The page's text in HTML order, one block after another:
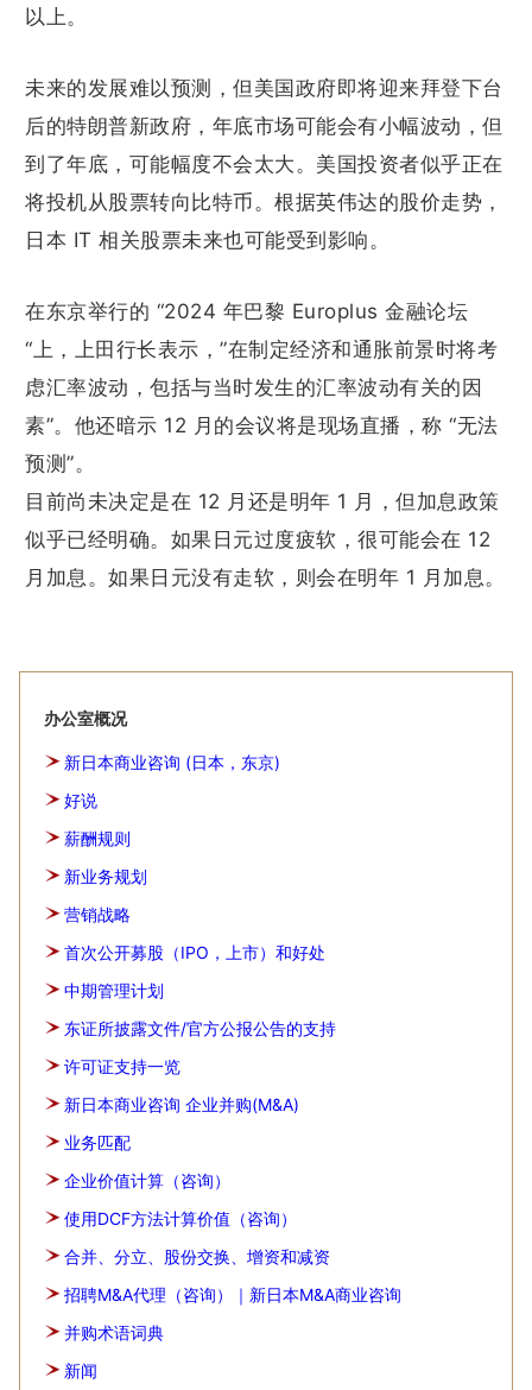
以上。
未来的发展难以预测，但美国政府即将迎来拜登下台
后的特朗普新政府，年底市场可能会有小幅波动，但
到了年底，可能幅度不会太大。美国投资者似乎正在
将投机从股票转向比特币。根据英伟达的股价走势，
日本 IT 相关股票未来也可能受到影响。
在东京举行的 “2024 年巴黎 Europlus 金融论坛
“上，上田行长表示，”在制定经济和通胀前景时将考
虑汇率波动，包括与当时发生的汇率波动有关的因
素”。他还暗示 12 月的会议将是现场直播，称 “无法
预测”。
目前尚未决定是在 12 月还是明年 1 月，但加息政策
似乎已经明确。如果日元过度疲软，很可能会在 12
月加息。如果日元没有走软，则会在明年 1 月加息。
办公室概况
新日本商业咨询 (日本，东京)
好说
薪酬规则
新业务规划
营销战略
首次公开募股（IPO，上市）和好处
中期管理计划
东证所披露文件/官方公报公告的支持
许可证支持一览
新日本商业咨询 企业并购(M&A)
业务匹配
企业价值计算（咨询）
使用DCF方法计算价值（咨询）
合并、分立、股份交换、增资和减资
招聘M&A代理（咨询）｜新日本M&A商业咨询
并购术语词典
新闻